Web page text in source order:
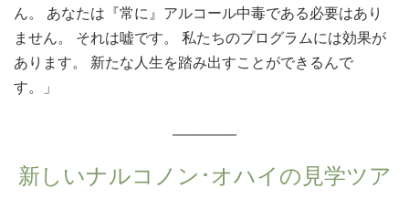
ん。 あなたは『常に』アルコール中毒である必要はあり
ません。 それは嘘です。 私たちのプログラムには効果が
あります。 新たな人生を踏み出すことができるんで
す。」
新しいナルコノン･オハイの見学ツア